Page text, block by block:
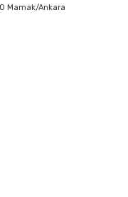
Mamak/Ankara